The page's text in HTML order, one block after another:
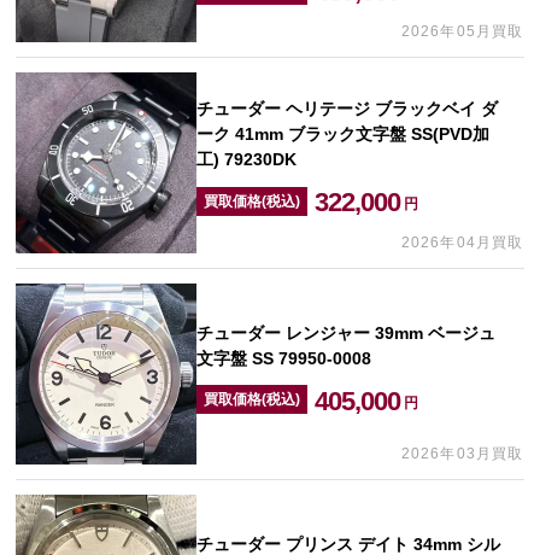
2026年05月買取
チューダー ヘリテージ ブラックベイ ダ
ーク 41mm ブラック文字盤 SS(PVD加
工) 79230DK
買取価格(税込) 322,000 円
2026年04月買取
チューダー レンジャー 39mm ベージュ
文字盤 SS 79950-0008
買取価格(税込) 405,000 円
2026年03月買取
チューダー プリンス デイト 34mm シル